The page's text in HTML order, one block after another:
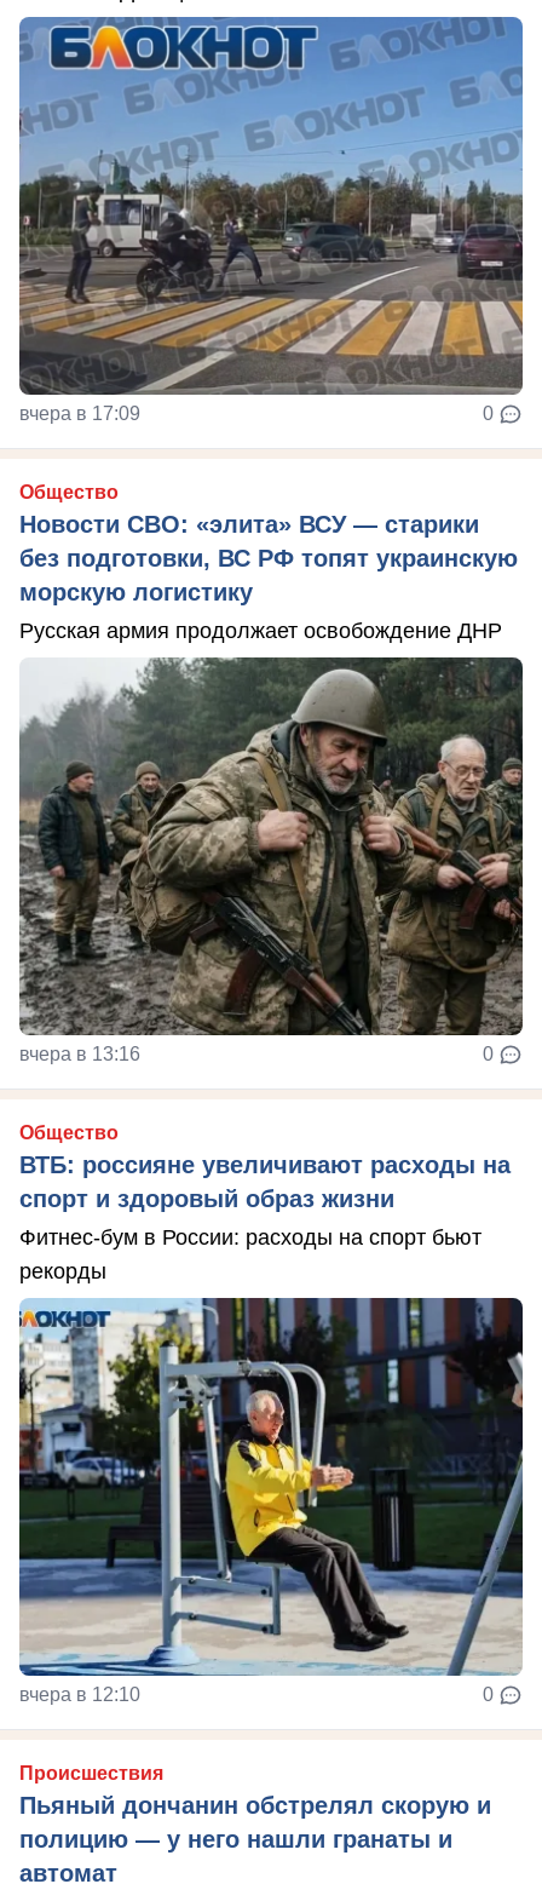
вчера в 17:09 0
Общество
Новости СВО: «элита» ВСУ — старики
без подготовки, ВС РФ топят украинскую
морскую логистику
Русская армия продолжает освобождение ДНР
вчера в 13:16 0
Общество
ВТБ: россияне увеличивают расходы на
спорт и здоровый образ жизни
Фитнес-бум в России: расходы на спорт бьют
рекорды
вчера в 12:10 0
Происшествия
Пьяный дончанин обстрелял скорую и
полицию — у него нашли гранаты и
автомат